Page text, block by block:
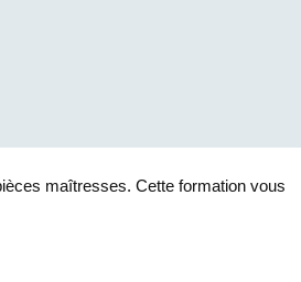
maîtresses. Cette formation vous